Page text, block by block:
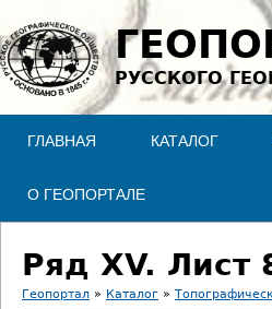
Jump to
РУССКОГО
ГЛАВНАЯ КАТАЛОГ
О ГЕОПОРТАЛЕ
Ряд XV. Лист
Геопортал » Каталог »